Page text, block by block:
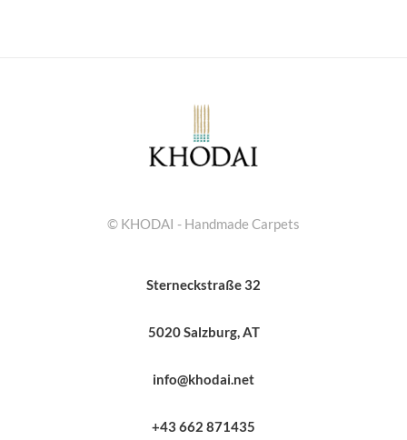
© KHODAI - Handmade Carpets
Sterneckstraße 32
5020 Salzburg, AT
info@khodai.net
+43 662 871435